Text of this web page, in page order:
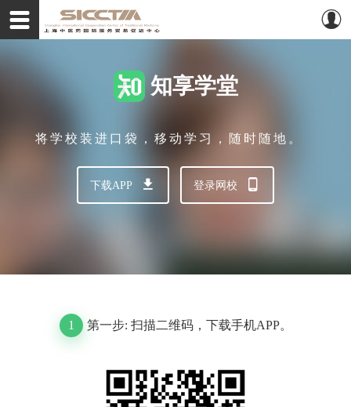
知享学堂
将学校装进口袋，移动学习，随时随地。
下载APP 登录网校
1 第一步: 扫描二维码，下载手机APP。